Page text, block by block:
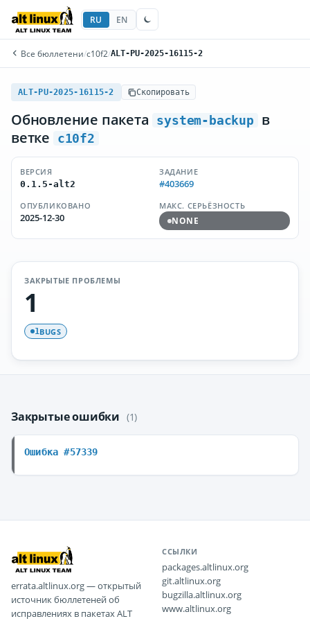
RU EN
Все бюллетени/c10f2/ALT-PU-2025-16115-2
ALT-PU-2025-16115-2 Скопировать
Обновление пакета system-backup
в
ветке
c10f2
ВЕРСИЯ
0.1.5-alt2
ЗАДАНИЕ
#403669
ОПУБЛИКОВАНО
2025-12-30
МАКС. СЕРЬЁЗНОСТЬ
NONE
ЗАКРЫТЫЕ ПРОБЛЕМЫ
1
1BUGS
Закрытые ошибки (1)
Ошибка #57339
errata.altlinux.org — открытый
источник бюллетеней об
исправлениях в пакетах ALT
ССЫЛКИ
packages.altlinux.org
git.altlinux.org
bugzilla.altlinux.org
www.altlinux.org